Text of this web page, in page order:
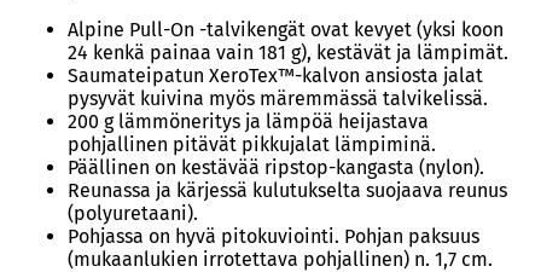
Alpine Pull-On -talvikengät ovat kevyet (yksi koon
24 kenkä painaa vain 181 g), kestävät ja lämpimät.
Saumateipatun XeroTex™-kalvon ansiosta jalat
pysyvät kuivina myös märemmässä talvikelissä.
200 g lämmöneritys ja lämpöä heijastava
pohjallinen pitävät pikkujalat lämpiminä.
Päällinen on kestävää ripstop-kangasta (nylon).
Reunassa ja kärjessä kulutukselta suojaava reunus
(polyuretaani).
Pohjassa on hyvä pitokuviointi. Pohjan paksuus
(mukaanlukien irrotettava pohjallinen) n. 1,7 cm.